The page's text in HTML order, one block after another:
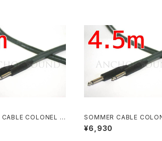
COLONEL I
NEUTRIKニッケル
3m
SOMMER CABLE
NCREDIBLE NEUTRIKニッ
プラグ S-S 4.5m
¥6,930